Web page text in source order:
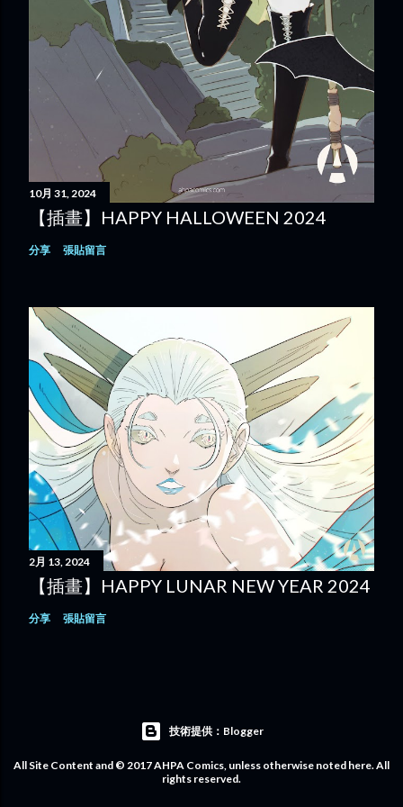
10月 31, 2024
【插畫】HAPPY HALLOWEEN 2024
分享 張貼留言
2月 13, 2024
【插畫】HAPPY LUNAR NEW YEAR 2024
分享 張貼留言
技術提供：Blogger
All Site Content and © 2017 AHPA Comics, unless otherwise noted here. All
rights reserved.